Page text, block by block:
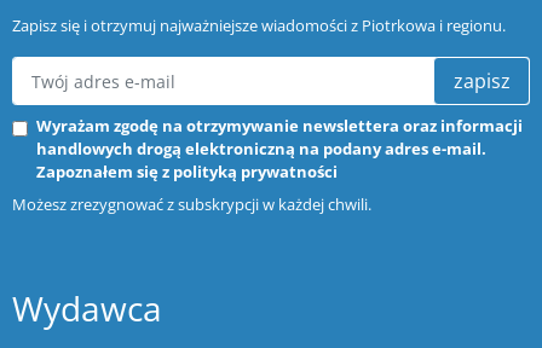
Zapisz się i otrzymuj najważniejsze wiadomości z Piotrkowa i regionu.
zapisz
Wyrażam zgodę na otrzymywanie newslettera oraz informacji
handlowych drogą elektroniczną na podany adres e-mail.
Zapoznałem się z polityką prywatności
Możesz zrezygnować z subskrypcji w każdej chwili.
Wydawca